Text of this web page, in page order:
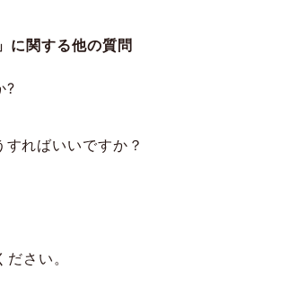
に関する他の質問
?
ればいいですか？
さい。